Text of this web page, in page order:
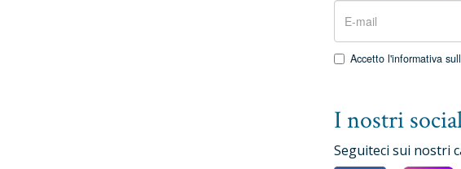
Accetto l'informativa
I nostri
Seguiteci sui nostri